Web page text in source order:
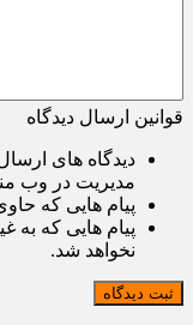
قوانین ارسال دیدگاه
دیدگاه های
مدیریت در وب
پیام هایی که
پیام هایی که به
نخواهد شد.
ثبت دیدگاه